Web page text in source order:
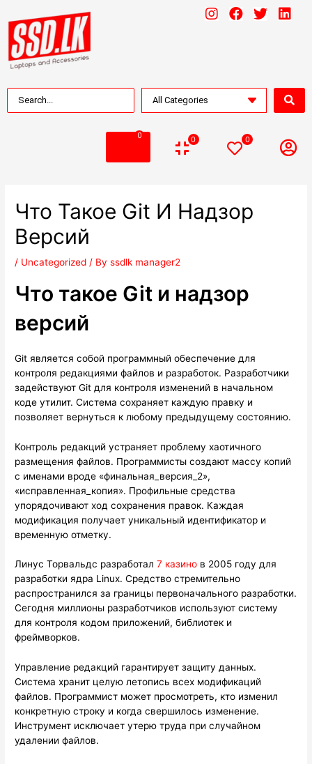
0 0 0
Что Такое Git И Надзор
Версий
/ Uncategorized / Byssdlk manager2
Что такое Git и надзор
версий
Git является собой программный обеспечение для
контроля редакциями файлов и разработок. Разработчики
задействуют Git для контроля изменений в начальном
коде утилит. Система сохраняет каждую правку и
позволяет вернуться к любому предыдущему состоянию.
Контроль редакций устраняет проблему хаотичного
размещения файлов. Программисты создают массу копий
с именами вроде «финальная_версия_2»,
«исправленная_копия». Профильные средства
упорядочивают ход сохранения правок. Каждая
модификация получает уникальный идентификатор и
временную отметку.
Линус Торвальдс разработал7 казино в 2005 году для
разработки ядра Linux. Средство стремительно
распространился за границы первоначального разработки.
Сегодня миллионы разработчиков используют систему
для контроля кодом приложений, библиотек и
фреймворков.
Управление редакций гарантирует защиту данных.
Система хранит целую летопись всех модификаций
файлов. Программист может просмотреть, кто изменил
конкретную строку и когда свершилось изменение.
Инструмент исключает утерю труда при случайном
удалении файлов.